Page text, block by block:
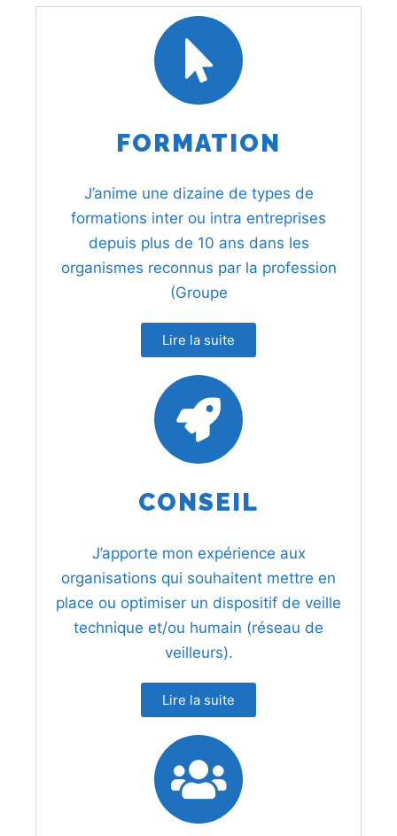
FORMATION
J’anime une dizaine de types de
formations inter ou intra entreprises
depuis plus de 10 ans dans les
organismes reconnus par la profession
(Groupe
Lire la suite
CONSEIL
J’apporte mon expérience aux
organisations qui souhaitent mettre en
place ou optimiser un dispositif de veille
technique et/ou humain (réseau de
veilleurs).
Lire la suite